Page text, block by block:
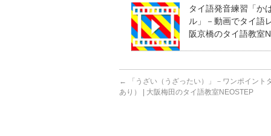
タイ語発音練習「か
ル」－動画でタイ語
阪京橋のタイ語教室
←
「うざい（うざったい）」－ワンポイント
あり） | 大阪梅田のタイ語教室NEOSTEP